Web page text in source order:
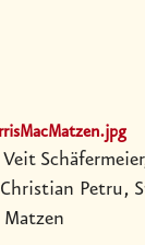
Petru,